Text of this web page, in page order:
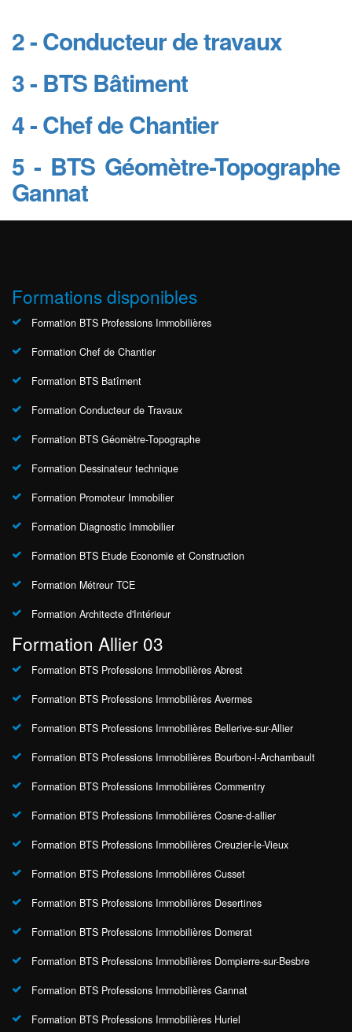
2 - Conducteur de travaux
3 - BTS Bâtiment
4 - Chef de Chantier
5 - BTS Géomètre-Topographe
Gannat
Formations disponibles
Formation BTS Professions Immobilières
Formation Chef de Chantier
Formation BTS Batîment
Formation Conducteur de Travaux
Formation BTS Géomètre-Topographe
Formation Dessinateur technique
Formation Promoteur Immobilier
Formation Diagnostic Immobilier
Formation BTS Etude Economie et Construction
Formation Métreur TCE
Formation Architecte d'Intérieur
Formation Allier 03
Formation BTS Professions Immobilières Abrest
Formation BTS Professions Immobilières Avermes
Formation BTS Professions Immobilières Bellerive-sur-Allier
Formation BTS Professions Immobilières Bourbon-l-Archambault
Formation BTS Professions Immobilières Commentry
Formation BTS Professions Immobilières Cosne-d-allier
Formation BTS Professions Immobilières Creuzier-le-Vieux
Formation BTS Professions Immobilières Cusset
Formation BTS Professions Immobilières Desertines
Formation BTS Professions Immobilières Domerat
Formation BTS Professions Immobilières Dompierre-sur-Besbre
Formation BTS Professions Immobilières Gannat
Formation BTS Professions Immobilières Huriel